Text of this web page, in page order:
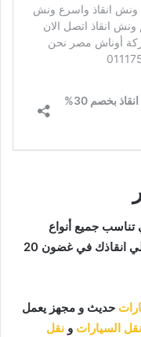
تناسب جميع أنواع
السيارات و حوادث الطرق نحن قادرون علي انقاذك في غضون 20
حديث و مجهز يعمل
نقل السيارات و نقل